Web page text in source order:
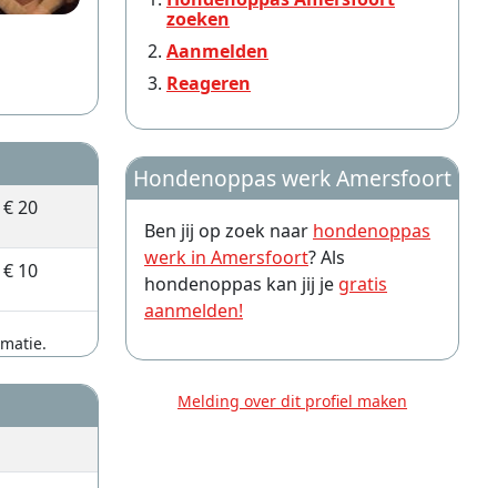
€ 20
€ 10
zoeken
Aanmelden
Reageren
Hondenoppas werk Amersfoort
Ben jij op zoek naar hondenoppas
werk in Amersfoort? Als
hondenoppas kan jij je gratis
aanmelden!
Melding over dit profiel maken